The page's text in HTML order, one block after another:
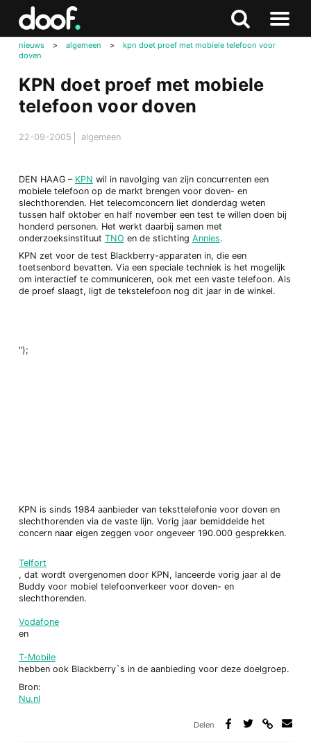
Zoeken
Naar
menu
nieuws > algemeen >
kpn doet proef met mobiele telefoon voor
doven
KPN doet proef met mobiele
telefoon voor doven
22-09-2005 algemeen
DEN HAAG – KPN wil in navolging van zijn concurrenten een
mobiele telefoon op de markt brengen voor doven- en
slechthorenden. Het telecomconcern liet donderdag weten
tussen half oktober en half november een test te willen doen bij
honderd personen. Het werkt daarbij samen met
onderzoeksinstituut TNO en de stichting Annies.
KPN zet voor de test Blackberry-apparaten in, die een
toetsenbord bevatten. Via een speciale techniek is het mogelijk
om interactief te communiceren, ook met een vaste telefoon. Als
de proef slaagt, ligt de tekstelefoon nog dit jaar in de winkel.
");
KPN is sinds 1984 aanbieder van teksttelefonie voor doven en
slechthorenden via de vaste lijn. Vorig jaar bemiddelde het
concern naar eigen zeggen voor ongeveer 190.000 gesprekken.
Telfort
, dat wordt overgenomen door KPN, lanceerde vorig jaar al de
Buddy voor mobiel telefoonverkeer voor doven- en
slechthorenden.
Vodafone
en
T-Mobile
hebben ook Blackberry`s in de aanbieding voor deze doelgroep.
Bron:
Nu.nl
Delen
Doof.nl
Zoeken
naar